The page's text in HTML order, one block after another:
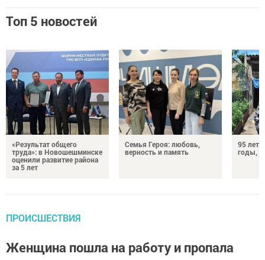
Топ 5 новостей
«Результат общего
труда»: в Новошешминске
оценили развитие района
за 5 лет
Семья Героя: любовь,
верность и память
95 лет
годы,
ПРОИСШЕСТВИЯ
Женщина пошла на работу и пропала